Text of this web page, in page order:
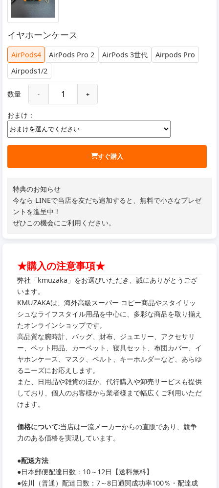
イヤホーンケース
AirPods4 AirPods Pro 2 AirPods 3世代
Airpods Pro
Airpods1/2
数量 - +
おまけ：
すぐ購入
特典のお知らせ
今なら LINEで当店を友だち追加すると、無料で小さなプレゼ
ントを進呈中！
ぜひこの機会にご利用ください。
★購入の注意事項★
弊社「kmuzaka」をお選びいただき、誠にありがとうござ
います。
KMUZAKAは、海外高級スーパー コピー商品やスタイリッ
シュなライフスタイル用品を中心に、多彩な商品を取り揃え
たオンラインショップです。
高品質な腕時計、バッグ、財布、ジュエリー、アクセサリ
ー、ペット用品、カーペット、寝具セット、布団カバー、イ
ヤホンケース、マスク、ベルト、キーホルダーなど、あらゆ
るニーズにお応えします。
また、日用品や雑貨のほか、代行購入や卸売サービスも提供
しており、個人のお客様から業者様まで幅広くご利用いただ
けます。
価格について:当店は一流メーカーからの直販であり、競争
力のある価格を実現しています。
●配送方法
●日本郵便配達日数：10～12日【送料無料】
●佐川（普通）配達日数：7～8日通関成功率100％・配達成